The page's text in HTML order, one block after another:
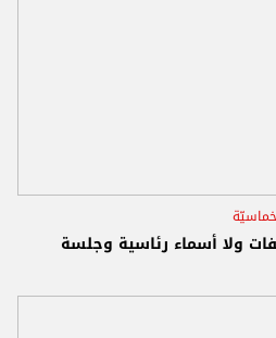
ولا أسماء رئاسية وجلسة